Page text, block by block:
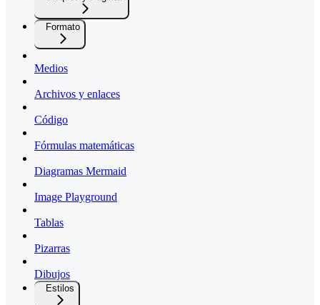
Formato
Medios
Archivos y enlaces
Código
Fórmulas matemáticas
Diagramas Mermaid
Image Playground
Tablas
Pizarras
Dibujos
Estilos